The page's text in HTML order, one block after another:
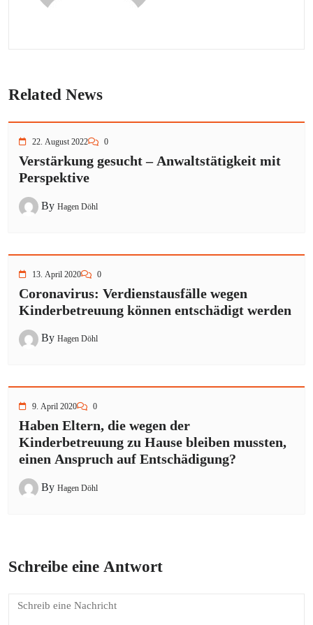
Related News
22. August 2022 0
Verstärkung gesucht – Anwaltstätigkeit mit
Perspektive
By Hagen Döhl
13. April 2020 0
Coronavirus: Verdienstausfälle wegen
Kinderbetreuung können entschädigt werden
By Hagen Döhl
9. April 2020 0
Haben Eltern, die wegen der
Kinderbetreuung zu Hause bleiben mussten,
einen Anspruch auf Entschädigung?
By Hagen Döhl
Schreibe eine Antwort